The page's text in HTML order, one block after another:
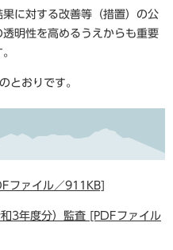
に対する改善等（措置）の公
明性を高めるうえからも重要
とおりです。
ファイル／911KB]
3年度分）監査 [PDFファイル